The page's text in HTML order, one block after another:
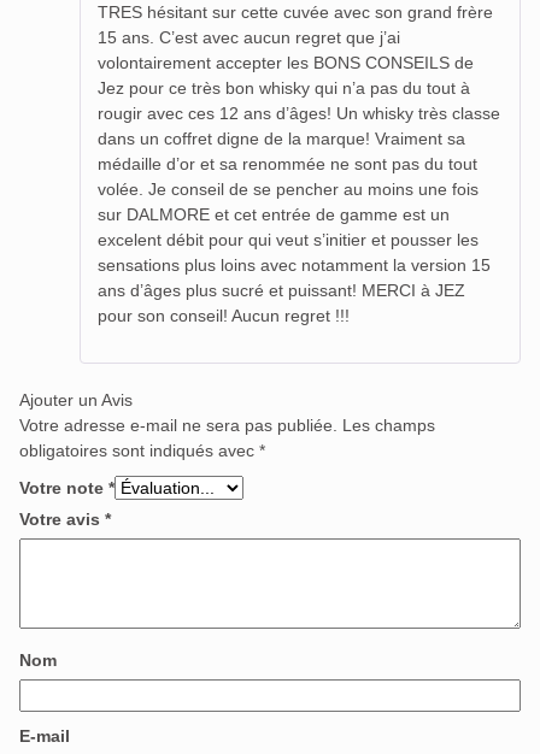
TRES hésitant sur cette cuvée avec son grand frère
15 ans. C’est avec aucun regret que j’ai
volontairement accepter les BONS CONSEILS de
Jez pour ce très bon whisky qui n’a pas du tout à
rougir avec ces 12 ans d’âges! Un whisky très classe
dans un coffret digne de la marque! Vraiment sa
médaille d’or et sa renommée ne sont pas du tout
volée. Je conseil de se pencher au moins une fois
sur DALMORE et cet entrée de gamme est un
excelent débit pour qui veut s’initier et pousser les
sensations plus loins avec notamment la version 15
ans d’âges plus sucré et puissant! MERCI à JEZ
pour son conseil! Aucun regret !!!
Ajouter un Avis
Votre adresse e-mail ne sera pas publiée.
Les champs
obligatoires sont indiqués avec *
Votre note *
Votre avis *
Nom
E-mail